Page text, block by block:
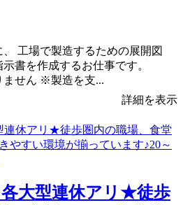
工場で製造するための展開図
示書を作成するお仕事です。
せん ※製造を支...
詳細を表示
各大型連休アリ★徒歩